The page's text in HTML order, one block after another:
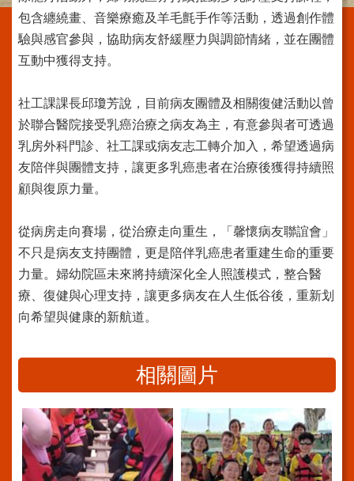
訊
院
特
醫
師
簡
介
健
資
網
站
導
回
頁
台
北
通-
健
包含纏繞畫、音樂療癒及羊毛氈手作等活動，透過創作體
驗與感官參與，協助病友舒緩壓力與調節情緒，並在團體
互動中獲得支持。
社工課課長邱瓊芳說，目前病友團體及相關復健活動以曾
於聯合醫院接受乳癌治療之病友為主，有意參與者可透過
乳房外科門診、社工課或病友志工轉介加入，希望透過病
友陪伴與團體支持，讓更多乳癌患者在治療後獲得持續照
顧與復原力量。
從病房走向賽場，從治療走向重生，「馨懷病友聯誼會」
不只是病友支持團體，更是陪伴乳癌患者重建生命的重要
力量。婦幼院區未來將持續深化全人照護模式，整合醫
療、復健與心理支持，讓更多病友在人生低谷後，重新划
向希望與健康的新航道。
相關圖片